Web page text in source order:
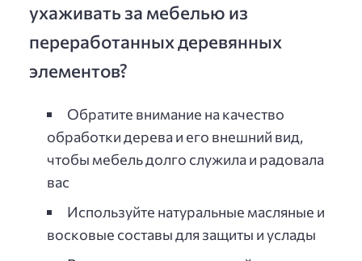
ухаживать за мебелью из
переработанных деревянных
элементов?
Обратите внимание на качество
обработки дерева и его внешний вид,
чтобы мебель долго служила и радовала
вас
Используйте натуральные масляные и
восковые составы для защиты и услады